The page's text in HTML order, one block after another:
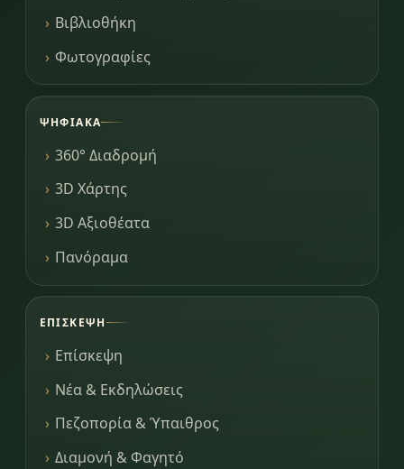
Βιβλιοθήκη
Φωτογραφίες
ΨΗΦΙΑΚΆ
360° Διαδρομή
3D Χάρτης
3D Αξιοθέατα
Πανόραμα
ΕΠΊΣΚΕΨΗ
Επίσκεψη
Νέα & Εκδηλώσεις
Πεζοπορία & Ύπαιθρος
Διαμονή & Φαγητό